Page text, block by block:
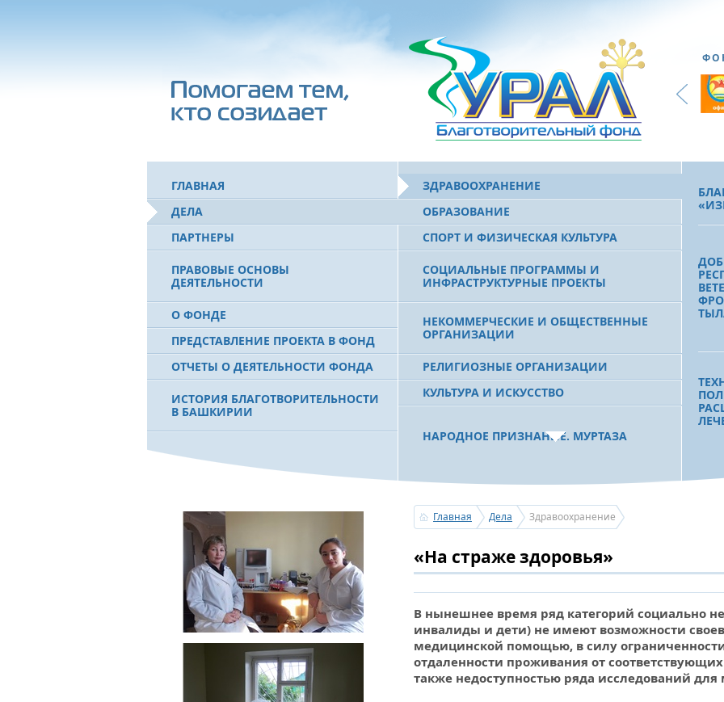
ГЛАВНАЯ
ДЕЛА
ПАРТНЕРЫ
ПРАВОВЫЕ ОСНОВЫ
ДЕЯТЕЛЬНОСТИ
О ФОНДЕ
ПРЕДСТАВЛЕНИЕ ПРОЕКТА В ФОНД
ОТЧЕТЫ О ДЕЯТЕЛЬНОСТИ ФОНДА
ИСТОРИЯ БЛАГОТВОРИТЕЛЬНОСТИ
В БАШКИРИИ
МУРТАЗЕ РАХИМОВЕ
ЗДРАВООХРАНЕНИЕ
ОБРАЗОВАНИЕ
СПОРТ И ФИЗИЧЕСКАЯ КУЛЬТУРА
СОЦИАЛЬНЫЕ ПРОГРАММЫ И
ИНФРАСТРУКТУРНЫЕ ПРОЕКТЫ
НЕКОММЕРЧЕСКИЕ И ОБЩЕСТВЕННЫЕ
ОРГАНИЗАЦИИ
РЕЛИГИОЗНЫЕ ОРГАНИЗАЦИИ
КУЛЬТУРА И ИСКУССТВО
НАРОДНОЕ ПРИЗНАНИЕ. МУРТАЗА
ПОЗДРАВЛЕНИЕ ПЕРВОГО ПРЕЗИДЕНТА
БАШКОРТОСТАНА, ПРЕДСЕДАТЕЛЯ
«УРАЛ» М.Г.РАХИМОВА
УСЕРГАН. ИЗДАН XХХV ТОМ «ИСТОРИИ
БАШКИРСКИХ РОДОВ»
Главная Дела Здравоохранение
«На страже здоровья»
В нынешнее время ряд категорий социально
инвалиды и дети) не имеют возможности
медицинской помощью, в силу
отдаленности проживания от
также недоступностью ряда исследований